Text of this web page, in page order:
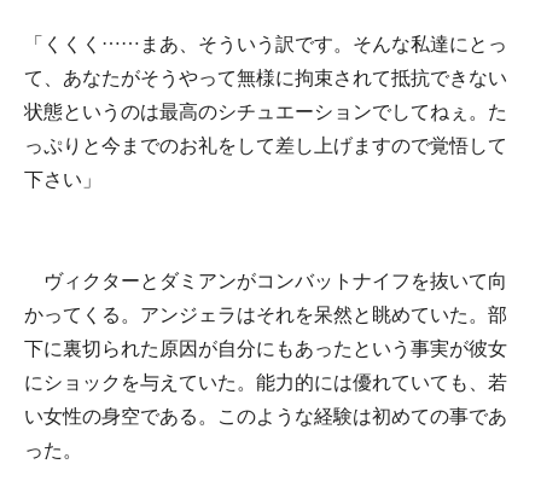
「くくく……まあ、そういう訳です。そんな私達にとっ
て、あなたがそうやって無様に拘束されて抵抗できない
状態というのは最高のシチュエーションでしてねぇ。た
っぷりと今までのお礼をして差し上げますので覚悟して
下さい」
ヴィクターとダミアンがコンバットナイフを抜いて向
かってくる。アンジェラはそれを呆然と眺めていた。部
下に裏切られた原因が自分にもあったという事実が彼女
にショックを与えていた。能力的には優れていても、若
い女性の身空である。このような経験は初めての事であ
った。